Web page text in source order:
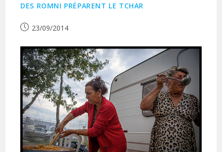
DES ROMNI PRÉPARENT LE TCHAR
Publication
23/09/2014